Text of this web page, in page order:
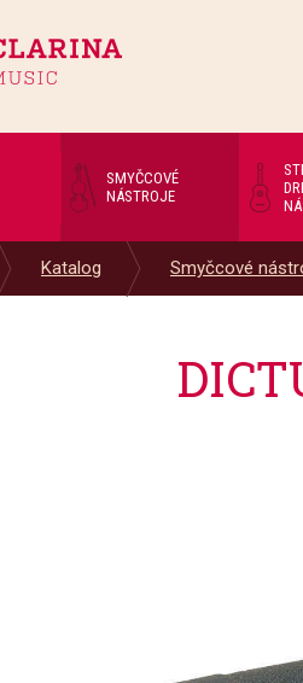
SMYČCOVÉ
NÁSTROJE
Katalog Smyčcové